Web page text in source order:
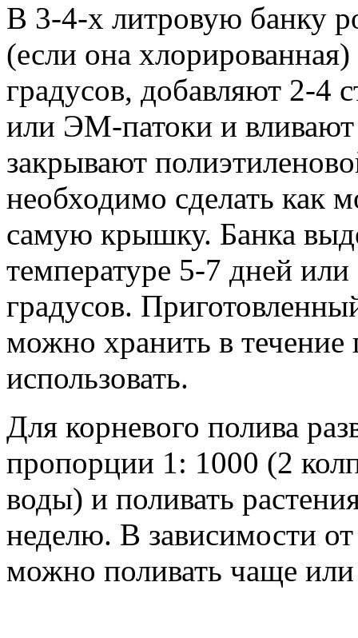
В 3-4-х литровую банку
(если она
градусов, добавляют 2-4
или ЭМ-патоки и
закрывают
необходимо сделать как
самую крышку. Банка
температуре 5-7 дней
градусов.
можно хранить в течение
использовать.
Для корневого полива
пропорции 1: 1000 (2
воды) и поливать
неделю. В зависимости
можно поливать чаще